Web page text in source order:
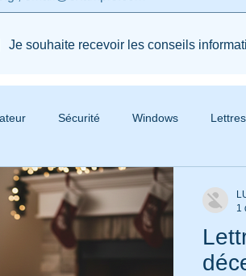
Je souhaite recevoir les conseils
Sécurité Windows
Montpellier Fidélité Fabien LUPFER
1